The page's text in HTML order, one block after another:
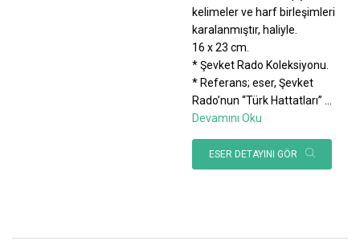
kelimeler ve harf birleşimleri
karalanmıştır, haliyle.
16 x 23 cm.
* Şevket Rado Koleksiyonu.
* Referans; eser, Şevket
Rado’nun “Türk Hattatları”
Devamını Oku
ESER DETAYINI GÖR